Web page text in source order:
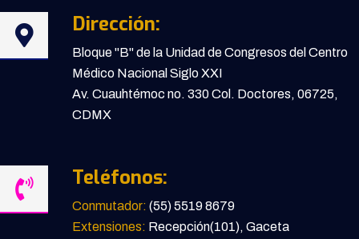
Dirección:
Bloque "B" de la Unidad de Congresos del Centro
Médico Nacional Siglo XXI
Av. Cuauhtémoc no. 330 Col. Doctores, 06725,
CDMX
Teléfonos:
Conmutador: (55) 5519 8679
Extensiones: Recepción(101), Gaceta